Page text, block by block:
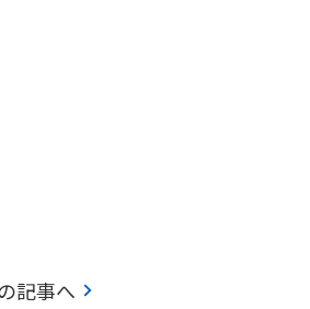
記事へ chevron_right